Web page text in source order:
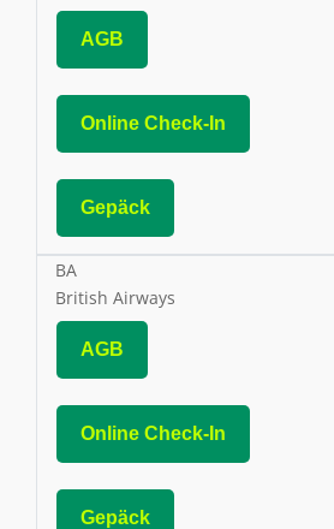
AGB
Online Check-In
Gepäck
BA
British Airways
AGB
Online Check-In
Gepäck